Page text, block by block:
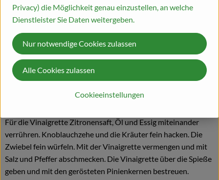
Zubereitung
Die Pinienkerne rösten, abkühlen lassen. Den Feta in 10 Stücke
und die Zucchini der Länge nach in 10 dünne Scheiben
schneiden. Die Nektarine halbieren, entkernen und in 15
Zucchinischeibe einschlagen und abwechselnd mit den
Für die Vinaigrette Zitronensaft, Öl und Essig miteinander
verrühren. Knoblauchzehe und die Kräuter fein hacken. Die
Zwiebel fein würfeln. Mit der Vinaigrette vermengen und mit
Salz und Pfeffer abschmecken. Die Vinaigrette über die Spieße
geben und mit den gerösteten Pinienkernen bestreuen.
Privacy) die Möglichkeit genau einzustellen, an welche
Dienstleister Sie Daten weitergeben.
Cookieeinstellungen
Nur notwendige Cookies zulassen
Alle Cookies zulassen